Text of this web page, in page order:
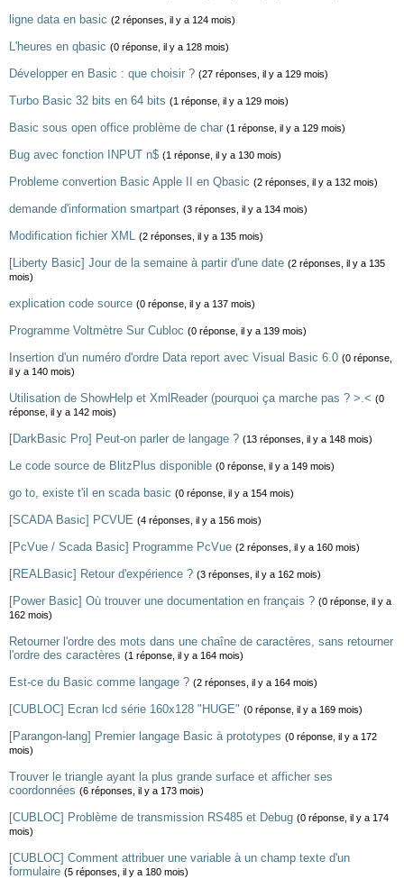
ligne data en basic (2 réponses, il y a 124 mois)
L'heures en qbasic (0 réponse, il y a 128 mois)
Développer en Basic : que choisir ? (27 réponses, il y a 129 mois)
Turbo Basic 32 bits en 64 bits (1 réponse, il y a 129 mois)
Basic sous open office problème de char (1 réponse, il y a 129 mois)
Bug avec fonction INPUT n$ (1 réponse, il y a 130 mois)
Probleme convertion Basic Apple II en Qbasic (2 réponses, il y a 132 mois)
demande d'information smartpart (3 réponses, il y a 134 mois)
Modification fichier XML (2 réponses, il y a 135 mois)
[Liberty Basic] Jour de la semaine à partir d'une date (2 réponses, il y a 135
mois)
explication code source (0 réponse, il y a 137 mois)
Programme Voltmètre Sur Cubloc (0 réponse, il y a 139 mois)
Insertion d'un numéro d'ordre Data report avec Visual Basic 6.0 (0 réponse,
il y a 140 mois)
Utilisation de ShowHelp et XmlReader (pourquoi ça marche pas ? >.< (0
réponse, il y a 142 mois)
[DarkBasic Pro] Peut-on parler de langage ? (13 réponses, il y a 148 mois)
Le code source de BlitzPlus disponible (0 réponse, il y a 149 mois)
go to, existe t'il en scada basic (0 réponse, il y a 154 mois)
[SCADA Basic] PCVUE (4 réponses, il y a 156 mois)
[PcVue / Scada Basic] Programme PcVue (2 réponses, il y a 160 mois)
[REALBasic] Retour d'expérience ? (3 réponses, il y a 162 mois)
[Power Basic] Où trouver une documentation en français ? (0 réponse, il y a
162 mois)
Retourner l'ordre des mots dans une chaîne de caractères, sans retourner
l'ordre des caractères (1 réponse, il y a 164 mois)
Est-ce du Basic comme langage ? (2 réponses, il y a 164 mois)
[CUBLOC] Ecran lcd série 160x128 "HUGE" (0 réponse, il y a 169 mois)
[Parangon-lang] Premier langage Basic à prototypes (0 réponse, il y a 172
mois)
Trouver le triangle ayant la plus grande surface et afficher ses
coordonnées (6 réponses, il y a 173 mois)
[CUBLOC] Problème de transmission RS485 et Debug (0 réponse, il y a 174
mois)
[CUBLOC] Comment attribuer une variable à un champ texte d'un
formulaire (5 réponses, il y a 180 mois)